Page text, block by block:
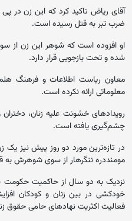
آقای ریاض تاکید کرد که این زن در
ضرب تبر به قتل رسیده است.
او افزوده است که شوهر این زن از
شده و تحت بازجویی قرار دارد.
معاون ریاست اطلاعات و فرهنگ
معلوماتی ارائه نکرده است.
رویدادهای خشونت علیه زنان،
چشم‌گیری یافته است.
در تازه‌ترین مورد دو روز پیش نیز یک
مومنددره ننگرهار از سوی شوهرش به
نزدیک به دو سال از حاکمیت
خودکشی‌ در بین زنان و کودکان
فعالیت اکثریت نهادهای حامی حقوق